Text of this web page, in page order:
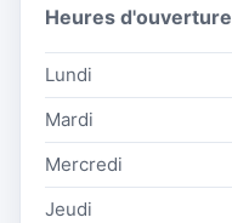
Heures d'ouverture
Lundi
Mardi
Mercredi
Jeudi